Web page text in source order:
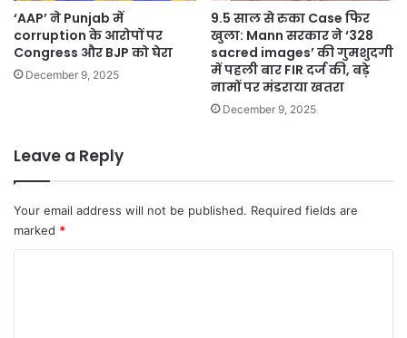
‘AAP’ ने Punjab में
corruption के आरोपों पर
Congress और BJP को घेरा
December 9, 2025
9.5 साल से रुका Case फिर
खुला: Mann सरकार ने ‘328
sacred images’ की गुमशुदगी
में पहली बार FIR दर्ज की, बड़े
नामों पर मंडराया खतरा
December 9, 2025
Leave a Reply
Your email address will not be published. Required fields are
marked *